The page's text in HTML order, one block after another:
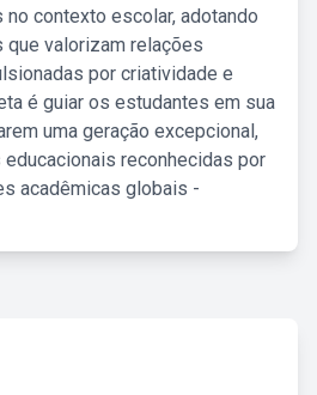
contexto escolar, adotando
valorizam relações
por criatividade e
é guiar os estudantes em sua
uma geração excepcional,
reconhecidas por
acadêmicas globais -